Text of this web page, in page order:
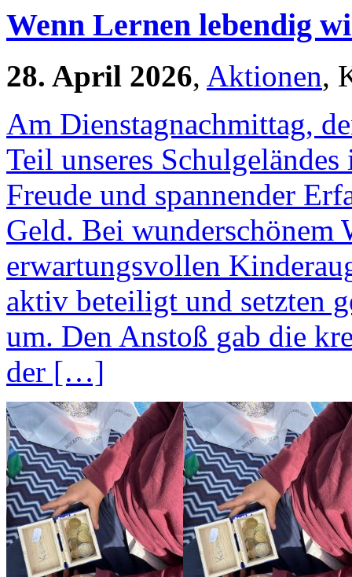
Wenn Lernen lebendig
28. April 2026, Aktionen,
Am Dienstagnachmittag,
Teil unseres
Freude und spannender
Geld. Bei wunderschönem
erwartungsvollen
aktiv beteiligt und setzten
um. Den Anstoß gab die
der […]